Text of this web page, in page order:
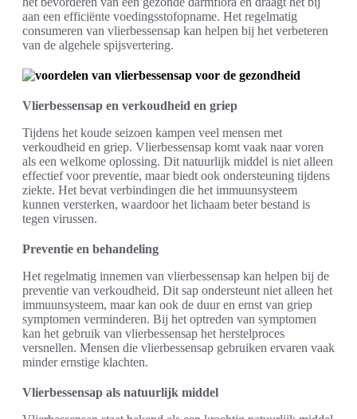
aan een efficiënte voedingsstofopname. Het regelmatig
consumeren van vlierbessensap kan helpen bij het verbeteren
van de algehele spijsvertering.
Vlierbessensap en verkoudheid en griep
Tijdens het koude seizoen kampen veel mensen met
verkoudheid en griep. Vlierbessensap komt vaak naar voren
als een welkome oplossing. Dit natuurlijk middel is niet alleen
effectief voor preventie, maar biedt ook ondersteuning tijdens
ziekte. Het bevat verbindingen die het immuunsysteem
kunnen versterken, waardoor het lichaam beter bestand is
tegen virussen.
Preventie en behandeling
Het regelmatig innemen van vlierbessensap kan helpen bij de
preventie van verkoudheid. Dit sap ondersteunt niet alleen het
immuunsysteem, maar kan ook de duur en ernst van griep
symptomen verminderen. Bij het optreden van symptomen
kan het gebruik van vlierbessensap het herstelproces
versnellen. Mensen die vlierbessensap gebruiken ervaren vaak
minder ernstige klachten.
Vlierbessensap als natuurlijk middel